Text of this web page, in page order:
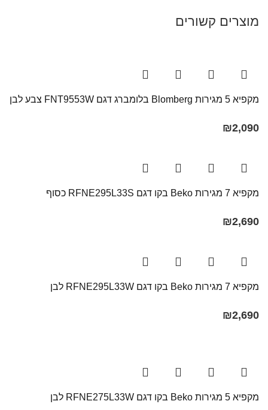
מוצרים קשורים
מקפיא 5 מגירות Blomberg בלומברג דגם FNT9553W צבע לבן
₪2,090
מקפיא 7 מגירות Beko בקו ‏דגם RFNE295L33S כסוף
₪2,690
מקפיא 7 מגירות Beko בקו ‏דגם RFNE295L33W לבן
₪2,690
מקפיא 5 מגירות Beko בקו ‏דגם RFNE275L33W לבן